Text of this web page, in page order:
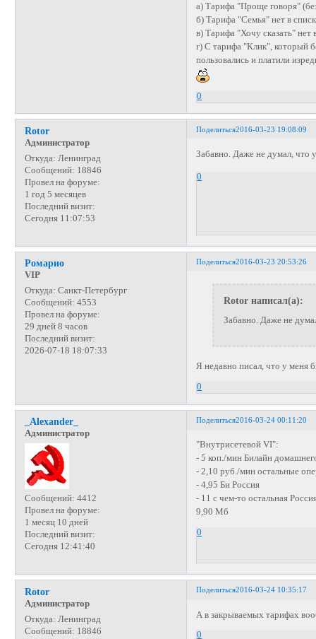
а) Тарифа "Проще говоря"
б) Тарифа "Семья" нет в
в) Тарифа "Хочу сказать" нет
г) С тарифа "Клик", который
пользовались и платили
0
Поделиться2016-03-23 19:08:09
Rotor
Администратор
Откуда: Ленинград
Сообщений: 18846
Провел на форуме:
1 год 5 месяцев
Последний визит:
Сегодня 11:07:53
Забавно. Даже не думал, что
0
Поделиться2016-03-23 20:53:26
Ромарио
VIP
Откуда: Санкт-Петербург
Сообщений: 4553
Провел на форуме:
29 дней 8 часов
Последний визит:
2026-07-18 18:07:33
Rotor написал(а):
Забавно. Даже не
Я недавно писал, что у
0
Поделиться2016-03-24 00:11:20
_Alexander_
Администратор
Сообщений: 4412
Провел на форуме:
1 месяц 10 дней
Последний визит:
Сегодня 12:41:40
"Внутрисетевой VI":
- 5 коп./мин Билайн
- 2,10 руб./мин остальные
- 4,95 Би Россия
- 11 с чем-то остальная
9,90 Мб
0
Поделиться2016-03-24 10:35:17
Rotor
Администратор
Откуда: Ленинград
Сообщений: 18846
А в закрываемых тарифах
0